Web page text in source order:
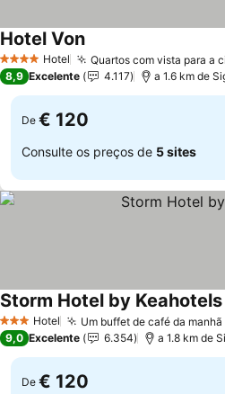
4 EstrelasHotel Quartos com vista para a
Hotel Von
8,9 Excelente 4.117 a 1.6 km de
De € 120
Consulte os preços de 5 sites
3 EstrelasHotel Um buffet de café da
Storm Hotel by Keahotels
9,0 Excelente 6.354 a 1.8 km de
De € 120